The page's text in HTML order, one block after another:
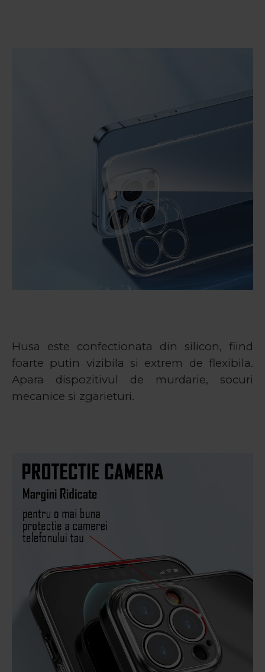
Husa este confectionata din silicon, fiind
foarte putin vizibila si extrem de flexibila.
Apara dispozitivul de murdarie, socuri
mecanice si zgarieturi.